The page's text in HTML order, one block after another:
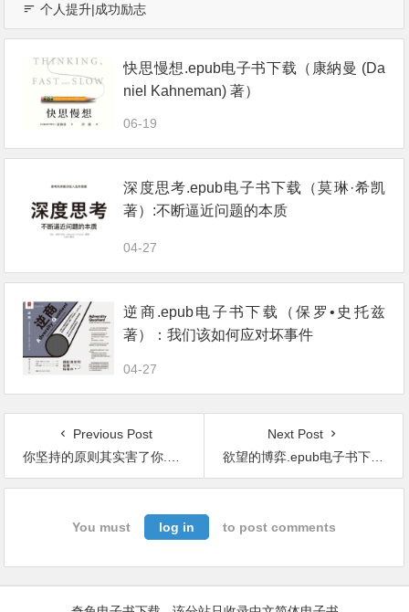
个人提升|成功励志
快思慢想.epub电子书下载（康納曼 (Da
niel Kahneman) 著）
06-19
深度思考.epub电子书下载（莫琳·希凯
著）:不断逼近问题的本质
04-27
逆商.epub电子书下载（保罗•史托兹
著）：我们该如何应对坏事件
04-27
Previous Post
你坚持的原则其实害了你.epub电子书下载（（日）午堂登纪雄 著）
Next Post
欲望的博弈.epub电子书下载（贾德森·布鲁尔 (Judson Brewer) 著）：如何用正念摆脱上瘾
You must log in to post comments